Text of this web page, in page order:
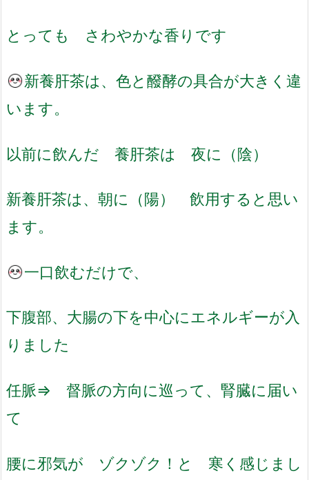
とっても さわやかな香りです
新養肝茶は、色と醱酵の具合が大きく違
います。
以前に飲んだ 養肝茶は 夜に（陰）
新養肝茶は、朝に（陽） 飲用すると思い
ます。
一口飲むだけで、
下腹部、大腸の下を中心にエネルギーが入
りました
任脈⇒ 督脈の方向に巡って、腎臓に届い
て
腰に邪気が ゾクゾク！と 寒く感じまし